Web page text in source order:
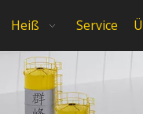
Heiß Service